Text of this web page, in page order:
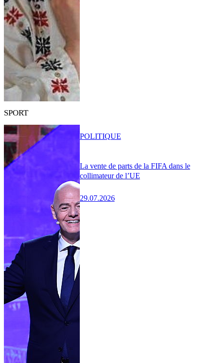
SPORT
La vente de parts de la FIFA dans le
collimateur de l’UE
29.07.2026
POLITIQUE